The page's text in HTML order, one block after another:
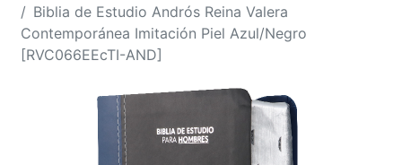
Biblia de Estudio Andrós Reina Valera
Contemporánea Imitación Piel Azul/Negro
[RVC066EEcTI-AND]